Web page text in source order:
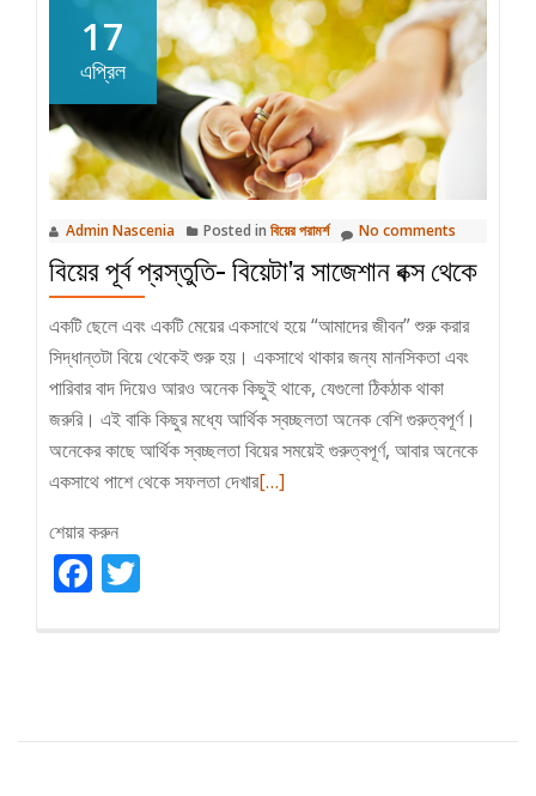
আগে
17
এপ্রিল
Admin Nascenia Posted in বিয়ের পরামর্শ No comments
বিয়ের পূর্ব প্রস্তুতি- বিয়েটা’র সাজেশান বক্স থেকে
একটি ছেলে এবং একটি মেয়ের একসাথে হয়ে “আমাদের জীবন” শুরু করার
সিদ্ধান্তটা বিয়ে থেকেই শুরু হয়। একসাথে থাকার জন্য মানসিকতা এবং
পারিবার বাদ দিয়েও আরও অনেক কিছুই থাকে, যেগুলো ঠিকঠাক থাকা
জরুরি। এই বাকি কিছুর মধ্যে আর্থিক স্বচ্ছলতা অনেক বেশি গুরুত্বপূর্ণ।
অনেকের কাছে আর্থিক স্বচ্ছলতা বিয়ের সময়েই গুরুত্বপূর্ণ, আবার অনেকে
একসাথে পাশে থেকে সফলতা দেখারRead
[…]
শেয়ার করুন
Facebook